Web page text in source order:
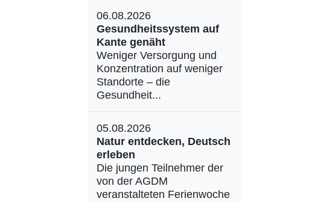
06.08.2026
Gesundheitssystem auf
Kante genäht
Weniger Versorgung und
Konzentration auf weniger
Standorte – die
Gesundheit...
05.08.2026
Natur entdecken, Deutsch
erleben
Die jungen Teilnehmer der
von der AGDM
veranstalteten Ferienwoche